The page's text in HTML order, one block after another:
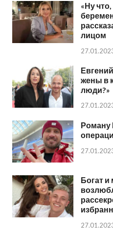
«Ну
лицом
жены в
люди?»
Роману
Богат и